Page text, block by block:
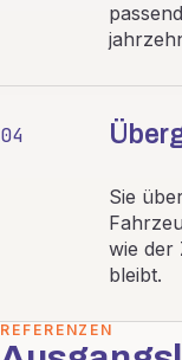
04
Sie
wie der
bleibt.
REFERENZEN